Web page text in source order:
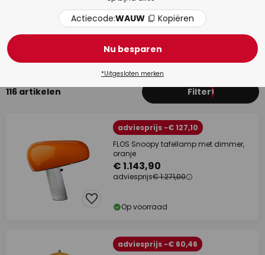
116 artikelen Filter1
adviesprijs -€ 127,10
FLOS Snoopy tafellamp met dimmer,
oranje
€ 1.143,90
adviesprijs€ 1.271,00
Op voorraad
adviesprijs -€ 60,46
Actiecode:WAUW Kopiëren
Nu besparen
*Uitgesloten merken